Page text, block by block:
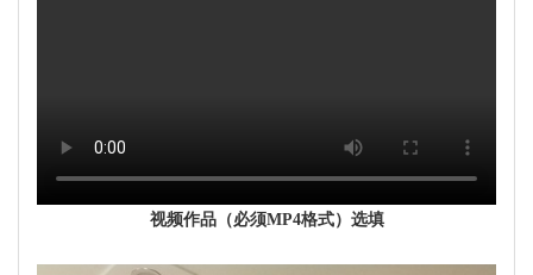
视频作品（必须MP4格式）选填